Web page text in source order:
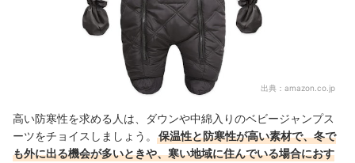
出典： amazon.co.jp
高い防寒性を求める人は、ダウンや中綿入りのベビージャンプス
ーツをチョイスしましょう。
保温性と防寒性が高い素材で、冬で
も外に出る機会が多いときや、寒い地域に住んでいる場合におす